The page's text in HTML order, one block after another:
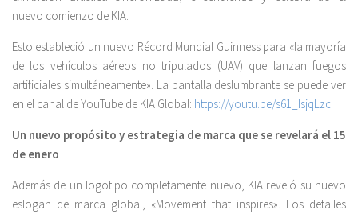
nuevo comienzo de KIA.
Esto estableció un nuevo Récord Mundial Guinness para «la mayoría
de los vehículos aéreos no tripulados (UAV) que lanzan fuegos
artificiales simultáneamente». La pantalla deslumbrante se puede ver
en el canal de YouTube de KIA Global: https://youtu.be/s61_IsjqLzc
Un nuevo propósito y estrategia de marca que se revelará el 15
de enero
Además de un logotipo completamente nuevo, KIA reveló su nuevo
eslogan de marca global, «Movement that inspires». Los detalles